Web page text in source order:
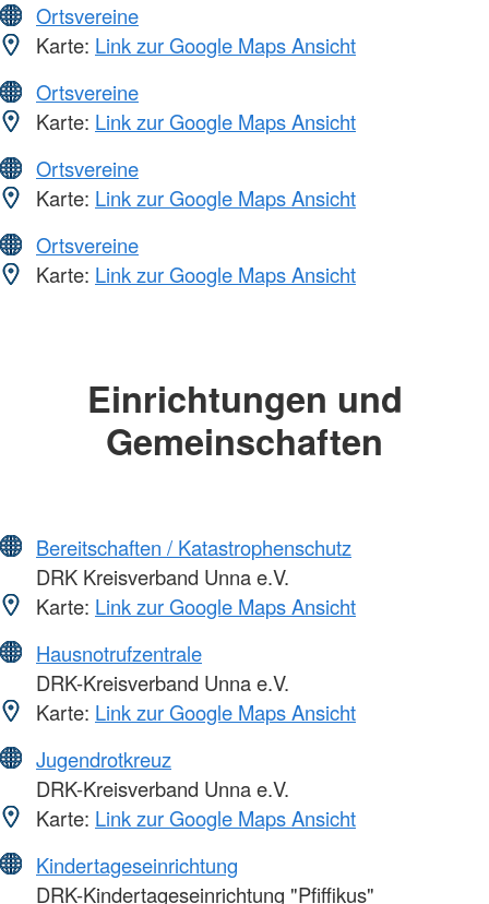
Ortsvereine
Karte: Link zur Google Maps Ansicht
Ortsvereine
Karte: Link zur Google Maps Ansicht
Ortsvereine
Karte: Link zur Google Maps Ansicht
Ortsvereine
Karte: Link zur Google Maps Ansicht
Einrichtungen und
Gemeinschaften
Bereitschaften / Katastrophenschutz
DRK Kreisverband Unna e.V.
Karte: Link zur Google Maps Ansicht
Hausnotrufzentrale
DRK-Kreisverband Unna e.V.
Karte: Link zur Google Maps Ansicht
Jugendrotkreuz
DRK-Kreisverband Unna e.V.
Karte: Link zur Google Maps Ansicht
Kindertageseinrichtung
DRK-Kindertageseinrichtung "Pfiffikus"